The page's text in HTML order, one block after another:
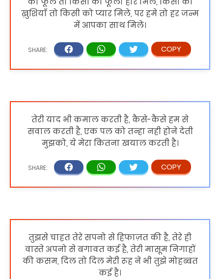
ख़ुशियाँ तो किसी को प्यार मिले, पर हमे तो हर जन्म
में आपका साथ मिले।
तेरी याद भी कमाल करती है, कैसे-कैसे हम से
सवाल करती है, एक पल को तन्हा नही होने देती
मुझको, ये मेरा कितना खयाल करती है।
तुझसे चाहत तेरे सपनो से हिफाज़त की है, तेरे ही
वास्ते अपनो से बगावत कई है, तेरी मासूम निगाहों
की कसम, दिल तो दिल मेरी रूह ने भी तुझे मोहब्बत
कई है।